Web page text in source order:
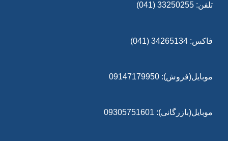
تلفن: 33250255 (041)
فاکس: 34265134 (041)
موبایل(فروش): 09147179950
موبایل(بازرگانی): 09305751601